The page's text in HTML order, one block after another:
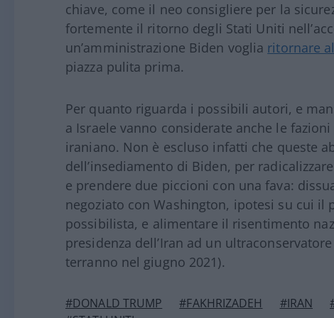
chiave, come il neo consigliere per la
fortemente il ritorno degli Stati Uniti
un’amministrazione Biden voglia ritornare
piazza pulita prima.
Per quanto riguarda i possibili autori, e
a Israele vanno considerate anche le
iraniano. Non è escluso infatti che queste
dell’insediamento di Biden, per
e prendere due piccioni con una fava:
negoziato con Washington, ipotesi su cui il
possibilista, e alimentare il risentimento
presidenza dell’Iran ad un
terranno nel giugno 2021).
#DONALD TRUMP #FAKHRIZADEH #IRAN